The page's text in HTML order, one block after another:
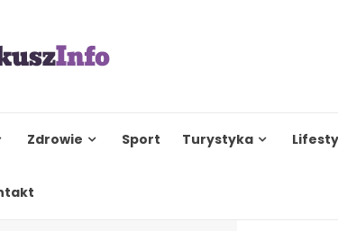
Zdrowie Sport Turystyka